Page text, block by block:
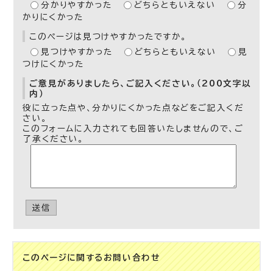
分かりやすかった
どちらともいえない
分
かりにくかった
このページは見つけやすかったですか。
見つけやすかった
どちらともいえない
見
つけにくかった
ご意見がありましたら、ご記入ください。（200文字以
内）
役に立った点や、分かりにくかった点などをご記入くだ
さい。
このフォームに入力されても回答いたしませんので、ご
了承ください。
送信
このページに関する お問い合わせ